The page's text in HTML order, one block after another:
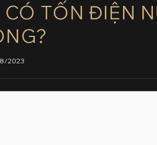
CÓ TỐN ĐIỆN
2023